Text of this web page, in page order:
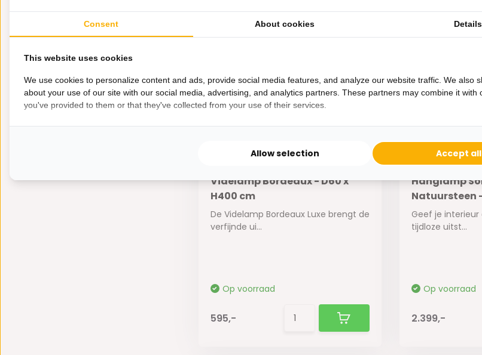
895,- 895,-
Videlamp Bordeaux - D60 x
H400 cm
De Videlamp Bordeaux Luxe brengt de
verfijnde ui...
Op voorraad
595,-
Hanglamp
Natuursteen
Geef je interieur
tijdloze uitst...
Op voorraad
2.399,-
Consent About cookies Details
This website uses cookies
We use cookies to personalize content and ads, provide social media features, and analyze our website traffic. We also
about your use of our site with our social media, advertising, and analytics partners. These partners may combine it with
you've provided to them or that they've collected from your use of their services.
Allow selection Accept all